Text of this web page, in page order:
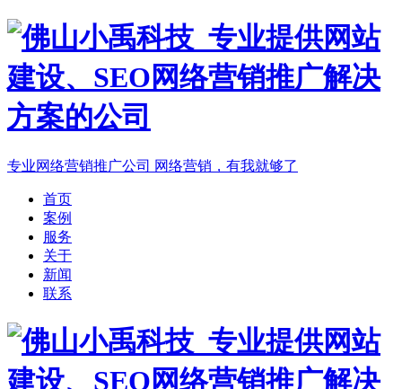
专业网络营销推广公司 网络营销，有我就够了
首页
案例
服务
关于
新闻
联系